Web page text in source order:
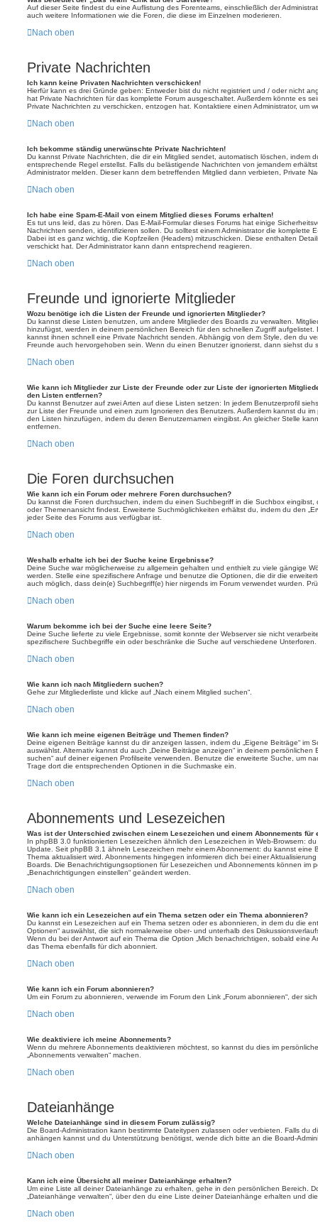
Auf dieser Seite findest du eine Auflistung des Forenteams, einschließlich der
auch weitere Informationen wie die Foren, die diese im Einzelnen moderieren.
Nach oben
Private Nachrichten
Ich kann keine Privaten Nachrichten verschicken!
Hierfür kann es drei Gründe geben: Entweder bist du nicht registriert und / oder nicht
hat Private Nachrichten für das komplette Forum ausgeschaltet. Außerdem könnte es
Private Nachrichten zu verschicken, entzogen hat. Kontaktiere einen Administrator, um
Nach oben
Ich bekomme ständig unerwünschte Private Nachrichten!
Du kannst Private Nachrichten, die dir ein Mitglied sendet, automatisch löschen, indem
entsprechende Regel erstellst. Falls du belästigende Nachrichten von jemandem
Administrator melden. Dieser kann dem betreffenden Mitglied dann verbieten, Private
Nach oben
Ich habe eine Spam-E-Mail von einem Mitglied dieses Forums erhalten!
Es tut uns leid, das zu hören. Das E-Mail-Formular dieses Forums hat einige
Nachrichten senden, identifizieren sollen. Du solltest einem Administrator die komplette
Dabei ist es ganz wichtig, die Kopfzeilen (Headers) mitzuschicken. Diese enthalten
verschickt hat. Der Administrator kann dann entsprechend reagieren.
Nach oben
Freunde und ignorierte Mitglieder
Wozu benötige ich die Listen der Freunde und ignorierten Mitglieder?
Du kannst diese Listen benutzen, um andere Mitglieder des Boards zu verwalten.
hinzufügst, werden in deinem persönlichen Bereich für den schnellen Zugriff
kannst ihnen schnell eine Private Nachricht senden. Abhängig von dem Style, den du
Freunde auch hervorgehoben sein. Wenn du einen Benutzer ignorierst, dann siehst du
Nach oben
Wie kann ich Mitglieder zur Liste der Freunde oder zur Liste der ignorierten
den Listen entfernen?
Du kannst Benutzer auf zwei Arten auf diese Listen setzen: In jedem Benutzerprofil
zur Liste der Freunde und einen zum Ignorieren des Benutzers. Außerdem kannst du
den Listen hinzufügen, indem du deren Benutzernamen eingibst. An gleicher Stelle
entfernen.
Nach oben
Die Foren durchsuchen
Wie kann ich ein Forum oder mehrere Foren durchsuchen?
Du kannst die Foren durchsuchen, indem du einen Suchbegriff in die Suchbox eingibst,
oder Themenansicht findest. Erweiterte Suchmöglichkeiten erhältst du, indem du den
jeder Seite des Forums aus verfügbar ist.
Nach oben
Weshalb erhalte ich bei der Suche keine Ergebnisse?
Deine Suche war möglicherweise zu allgemein gehalten und enthielt zu viele gängige
werden. Stelle eine spezifischere Anfrage und benutze die Optionen, die dir die
auch möglich, dass dein(e) Suchbegriff(e) hier nirgends im Forum verwendet wurden.
Nach oben
Warum bekomme ich bei der Suche eine leere Seite?
Deine Suche lieferte zu viele Ergebnisse, somit konnte der Webserver sie nicht
spezifischere Suchbegriffe ein oder beschränke die Suche auf verschiedene Unterforen.
Nach oben
Wie kann ich nach Mitgliedern suchen?
Gehe zur Mitgliederliste und klicke auf „Nach einem Mitglied suchen“.
Nach oben
Wie kann ich meine eigenen Beiträge und Themen finden?
Deine eigenen Beiträge kannst du dir anzeigen lassen, indem du „Eigene Beiträge“ im
auswählst. Alternativ kannst du auch „Deine Beiträge anzeigen“ in deinem persönlichen
suchen“ auf deiner eigenen Profilseite verwenden. Benutze die erweiterte Suche, um
Trage dort die entsprechenden Optionen in die Suchmaske ein.
Nach oben
Abonnements und Lesezeichen
Was ist der Unterschied zwischen einem Lesezeichen und einem Abonnements für
In phpBB 3.0 funktionierten Lesezeichen ähnlich den Lesezeichen in Web-Browsern:
Update. Seit phpBB 3.1 ähneln Lesezeichen mehr einem Abonnement: du kannst eine
Thema aktualisiert wird. Abonnements hingegen informieren dich bei einer
Boards. Die Benachrichtigungsoptionen für Lesezeichen und Abonnements können im
„Benachrichtigungen einstellen“ geändert werden.
Nach oben
Wie kann ich ein Lesezeichen auf ein Thema setzen oder ein Thema abonnieren?
Du kannst ein Lesezeichen auf ein Thema setzen oder es abonnieren, in dem du die
Optionen“ auswählst, die sich normalerweise ober- und unterhalb des
Wenn du bei der Antwort auf ein Thema die Option „Mich benachrichtigen, sobald eine
das Thema ebenfalls für dich abonniert.
Nach oben
Wie kann ich ein Forum abonnieren?
Um ein Forum zu abonnieren, verwende im Forum den Link „Forum abonnieren“, der
Nach oben
Wie deaktiviere ich meine Abonnements?
Wenn du mehrere Abonnements deaktivieren möchtest, so kannst du dies im
„Abonnements verwalten“ machen.
Nach oben
Dateianhänge
Welche Dateianhänge sind in diesem Forum zulässig?
Die Board-Administration kann bestimmte Dateitypen zulassen oder verbieten. Falls du
anhängen kannst und du Unterstützung benötigst, wende dich bitte an die Board-
Nach oben
Kann ich eine Übersicht all meiner Dateianhänge erhalten?
Um eine Liste all deiner Dateianhänge zu erhalten, gehe in den persönlichen Bereich.
„Dateianhänge verwalten“, über den du eine Liste deiner Dateianhänge erhalten und
Nach oben